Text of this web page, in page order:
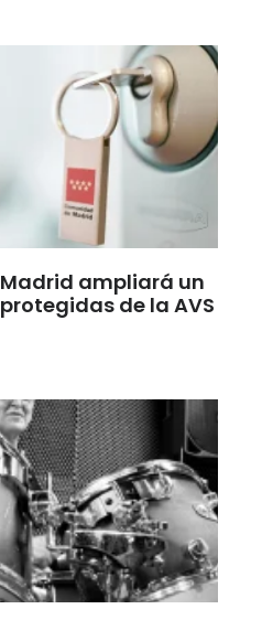
ampliará un
de la AVS